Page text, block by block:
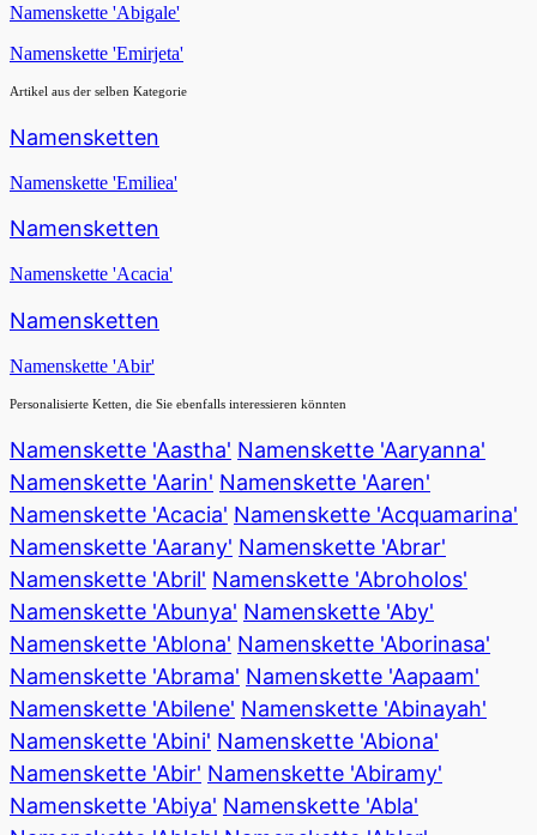
Namenskette 'Abigale'
Namenskette 'Emirjeta'
Artikel aus der selben Kategorie
Namensketten
Namenskette 'Emiliea'
Namensketten
Namenskette 'Acacia'
Namensketten
Namenskette 'Abir'
Personalisierte Ketten, die Sie ebenfalls interessieren könnten
Namenskette 'Aastha' Namenskette 'Aaryanna'
Namenskette 'Aarin' Namenskette 'Aaren'
Namenskette 'Acacia' Namenskette 'Acquamarina'
Namenskette 'Aarany' Namenskette 'Abrar'
Namenskette 'Abril' Namenskette 'Abroholos'
Namenskette 'Abunya' Namenskette 'Aby'
Namenskette 'Ablona' Namenskette 'Aborinasa'
Namenskette 'Abrama' Namenskette 'Aapaam'
Namenskette 'Abilene' Namenskette 'Abinayah'
Namenskette 'Abini' Namenskette 'Abiona'
Namenskette 'Abir' Namenskette 'Abiramy'
Namenskette 'Abiya' Namenskette 'Abla'